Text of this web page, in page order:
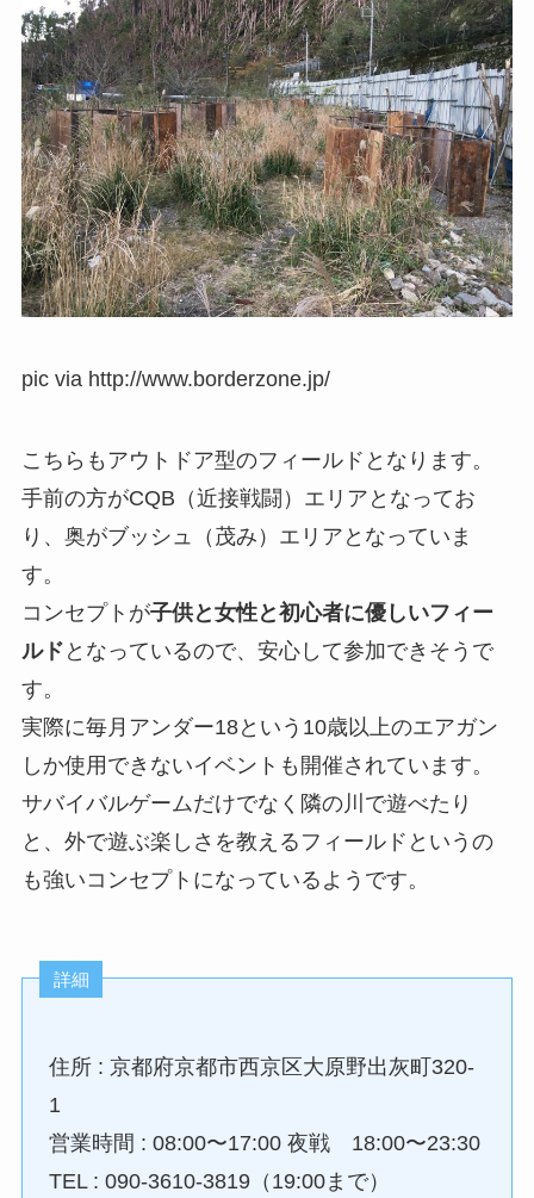
pic via http://www.borderzone.jp/
こちらもアウトドア型のフィールドとなります。
手前の方がCQB（近接戦闘）エリアとなってお
り、奥がブッシュ（茂み）エリアとなっていま
す。
コンセプトが子供と女性と初心者に優しいフィー
ルド となっているので、安心して参加できそうで
す。
実際に毎月アンダー18という10歳以上のエアガン
しか使用できないイベントも開催されています。
サバイバルゲームだけでなく隣の川で遊べたり
と、外で遊ぶ楽しさを教えるフィールドというの
も強いコンセプトになっているようです。
詳細
住所 : 京都府京都市西京区大原野出灰町320-
1
営業時間 : 08:00〜17:00 夜戦 18:00〜23:30
TEL : 090-3610-3819（19:00まで）